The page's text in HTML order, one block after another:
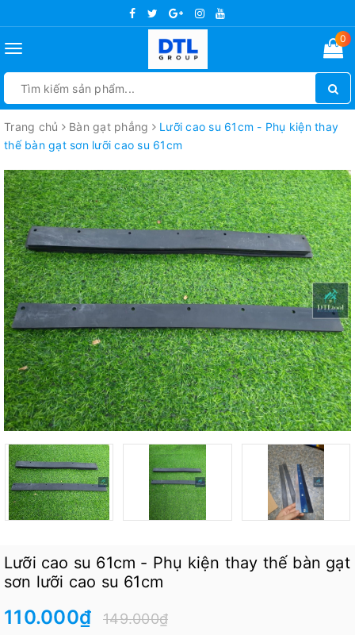
Toggle
0
Trang chủ Bàn gạt phẳng
Lưỡi cao su 61cm - Phụ kiện thay
thế bàn gạt sơn lưỡi cao su 61cm
Lưỡi cao su 61cm - Phụ kiện thay thế bàn gạt
sơn lưỡi cao su 61cm
110.000₫ 149.000₫